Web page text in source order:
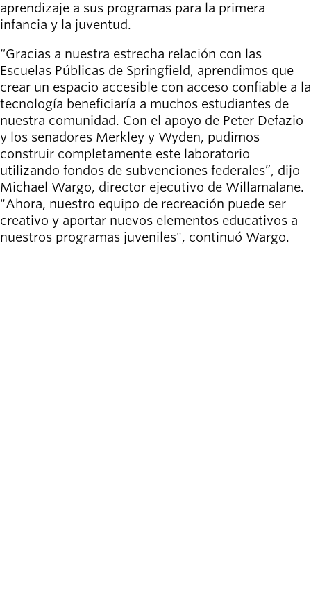
aprendizaje a sus programas para la primera
infancia y la juventud.
“Gracias a nuestra estrecha relación con las
Escuelas Públicas de Springfield, aprendimos que
crear un espacio accesible con acceso confiable a la
tecnología beneficiaría a muchos estudiantes de
nuestra comunidad. Con el apoyo de Peter Defazio
y los senadores Merkley y Wyden, pudimos
construir completamente este laboratorio
utilizando fondos de subvenciones federales”, dijo
Michael Wargo, director ejecutivo de Willamalane.
"Ahora, nuestro equipo de recreación puede ser
creativo y aportar nuevos elementos educativos a
nuestros programas juveniles", continuó Wargo.